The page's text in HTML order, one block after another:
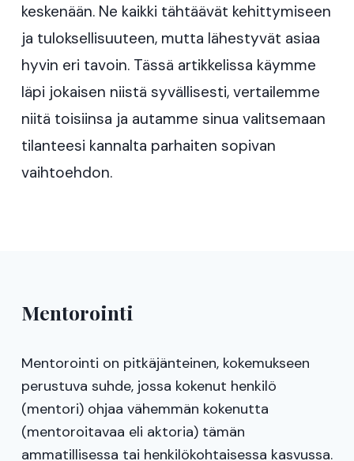
keskenään. Ne kaikki tähtäävät kehittymiseen
ja tuloksellisuuteen, mutta lähestyvät asiaa
hyvin eri tavoin. Tässä artikkelissa käymme
läpi jokaisen niistä syvällisesti, vertailemme
niitä toisiinsa ja autamme sinua valitsemaan
tilanteesi kannalta parhaiten sopivan
vaihtoehdon.
Mentorointi
Mentorointi on pitkäjänteinen, kokemukseen
perustuva suhde, jossa kokenut henkilö
(mentori) ohjaa vähemmän kokenutta
(mentoroitavaa eli aktoria) tämän
ammatillisessa tai henkilökohtaisessa kasvussa.